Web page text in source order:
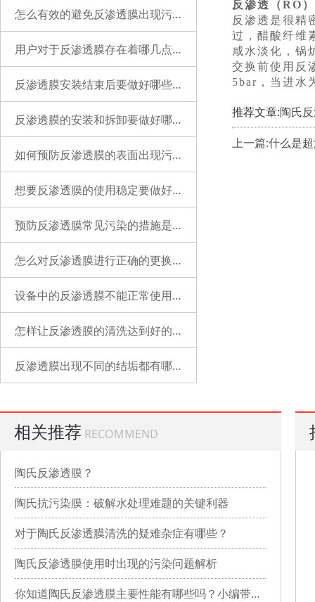
怎么有效的避免反渗透膜出现污染？
用户对于反渗透膜存在着哪几点误解？
反渗透膜安装结束后要做好哪些检查的工作？
反渗透膜的安装和拆卸要做好哪些准备？
如何预防反渗透膜的表面出现污染？
想要反渗透膜的使用稳定要做好哪些工作？
预防反渗透膜常见污染的措施是什么？
怎么对反渗透膜进行正确的更换？
设备中的反渗透膜不能正常使用了是什么原因？
怎样让反渗透膜的清洗达到好的状态？
反渗透膜出现不同的结垢都有哪些表现？
反渗透（RO）
反渗透是很精
过，醋酸纤维
咸水淡化，锅
交换前使用反
5bar，当进水
推荐文章:陶氏
上一篇:什么是
相关推荐 RECOMMEND
陶氏反渗透膜？
陶氏抗污染膜：破解水处理难题的关键利器
对于陶氏反渗透膜清洗的疑难杂症有哪些？
陶氏反渗透膜使用时出现的污染问题解析
你知道陶氏反渗透膜主要性能有哪些吗？小编带你详细了解